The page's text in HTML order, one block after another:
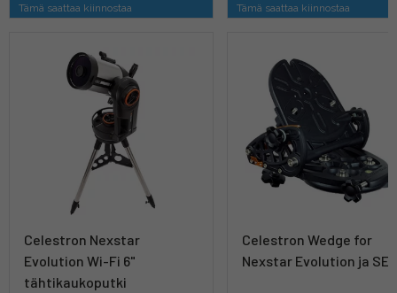
Tämä saattaa kiinnostaa Tämä saattaa kiinnostaa
Celestron Nexstar
Evolution Wi-Fi 6"
tähtikaukoputki
Celestron Wedge for
Nexstar Evolution ja SE